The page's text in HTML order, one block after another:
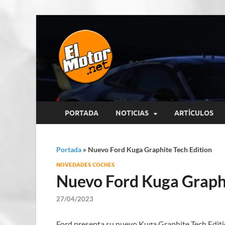
El Motor
PORTADA NOTICIAS ARTÍCULOS
Portada » Nuevo Ford Kuga Graphite Tech Edition
NOVEDADES COCHES
Nuevo Ford Kuga
27/04/2023